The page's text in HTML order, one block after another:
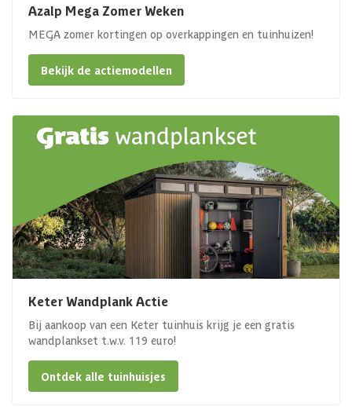
Azalp Mega Zomer Weken
MEGA zomer kortingen op overkappingen en tuinhuizen!
Bekijk de actiemodellen
Keter Wandplank Actie
Bij aankoop van een Keter tuinhuis krijg je een gratis
wandplankset t.w.v. 119 euro!
Ontdek alle tuinhuisjes